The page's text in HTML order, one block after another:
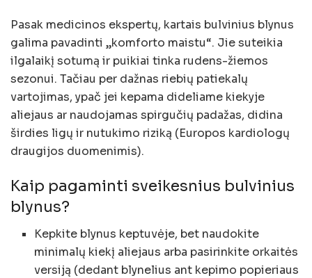
Pasak medicinos ekspertų, kartais bulvinius blynus
galima pavadinti „komforto maistu“. Jie suteikia
ilgalaikį sotumą ir puikiai tinka rudens-žiemos
sezonui. Tačiau per dažnas riebių patiekalų
vartojimas, ypač jei kepama dideliame kiekyje
aliejaus ar naudojamas spirgučių padažas, didina
širdies ligų ir nutukimo riziką (Europos kardiologų
draugijos duomenimis).
Kaip pagaminti sveikesnius bulvinius
blynus?
Kepkite blynus keptuvėje, bet naudokite
minimalų kiekį aliejaus arba pasirinkite orkaitės
versiją (dedant blynelius ant kepimo popieriaus